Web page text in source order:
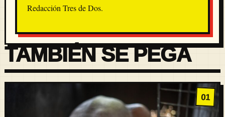
Redacción Tres de Dos.
TAMBIÉN SE PEGA
01